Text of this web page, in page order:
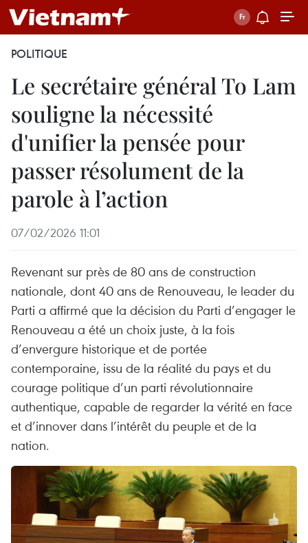
POLITIQUE
Le secrétaire général To Lam
souligne la nécessité
d'unifier la pensée pour
passer résolument de la
parole à l’action
07/02/2026 11:01
Revenant sur près de 80 ans de construction
nationale, dont 40 ans de Renouveau, le leader du
Parti a affirmé que la décision du Parti d’engager le
Renouveau a été un choix juste, à la fois
d’envergure historique et de portée
contemporaine, issu de la réalité du pays et du
courage politique d’un parti révolutionnaire
authentique, capable de regarder la vérité en face
et d’innover dans l’intérêt du peuple et de la
nation.